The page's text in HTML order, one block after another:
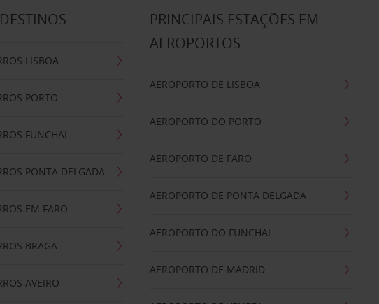
LISBOA
PORTO
FUNCHAL
PONTA DELGADA
EM FARO
BRAGA
AVEIRO
PRINCIPAIS ESTAÇÕES EM
AEROPORTOS
AEROPORTO DE LISBOA
AEROPORTO DO PORTO
AEROPORTO DE FARO
AEROPORTO DE PONTA DELGADA
AEROPORTO DO FUNCHAL
AEROPORTO DE MADRID